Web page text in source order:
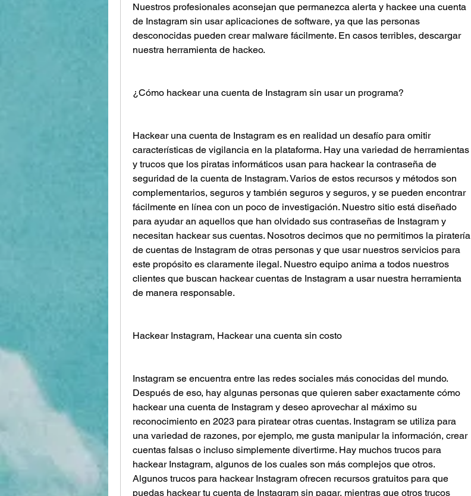
Nuestros profesionales aconsejan que permanezca alerta y hackee una cuenta
de Instagram sin usar aplicaciones de software, ya que las personas
desconocidas pueden crear malware fácilmente. En casos terribles, descargar
nuestra herramienta de hackeo.
¿Cómo hackear una cuenta de Instagram sin usar un programa?
Hackear una cuenta de Instagram es en realidad un desafío para omitir
características de vigilancia en la plataforma. Hay una variedad de herramientas
y trucos que los piratas informáticos usan para hackear la contraseña de
seguridad de la cuenta de Instagram. Varios de estos recursos y métodos son
complementarios, seguros y también seguros y seguros, y se pueden encontrar
fácilmente en línea con un poco de investigación. Nuestro sitio está diseñado
para ayudar an aquellos que han olvidado sus contraseñas de Instagram y
necesitan hackear sus cuentas. Nosotros decimos que no permitimos la piratería
de cuentas de Instagram de otras personas y que usar nuestros servicios para
este propósito es claramente ilegal. Nuestro equipo anima a todos nuestros
clientes que buscan hackear cuentas de Instagram a usar nuestra herramienta
de manera responsable.
Hackear Instagram, Hackear una cuenta sin costo
Instagram se encuentra entre las redes sociales más conocidas del mundo.
Después de eso, hay algunas personas que quieren saber exactamente cómo
hackear una cuenta de Instagram y deseo aprovechar al máximo su
reconocimiento en 2023 para piratear otras cuentas. Instagram se utiliza para
una variedad de razones, por ejemplo, me gusta manipular la información, crear
cuentas falsas o incluso simplemente divertirme. Hay muchos trucos para
hackear Instagram, algunos de los cuales son más complejos que otros.
Algunos trucos para hackear Instagram ofrecen recursos gratuitos para que
puedas hackear tu cuenta de Instagram sin pagar, mientras que otros trucos